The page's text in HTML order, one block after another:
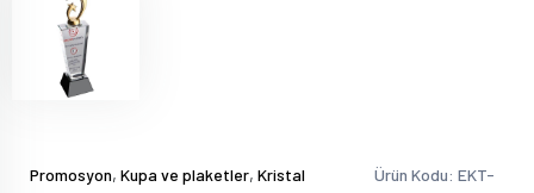
Promosyon, Kupa ve plaketler, Kristal
Ürün Kodu: EKT-